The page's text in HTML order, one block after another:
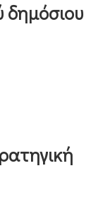
δημόσιου